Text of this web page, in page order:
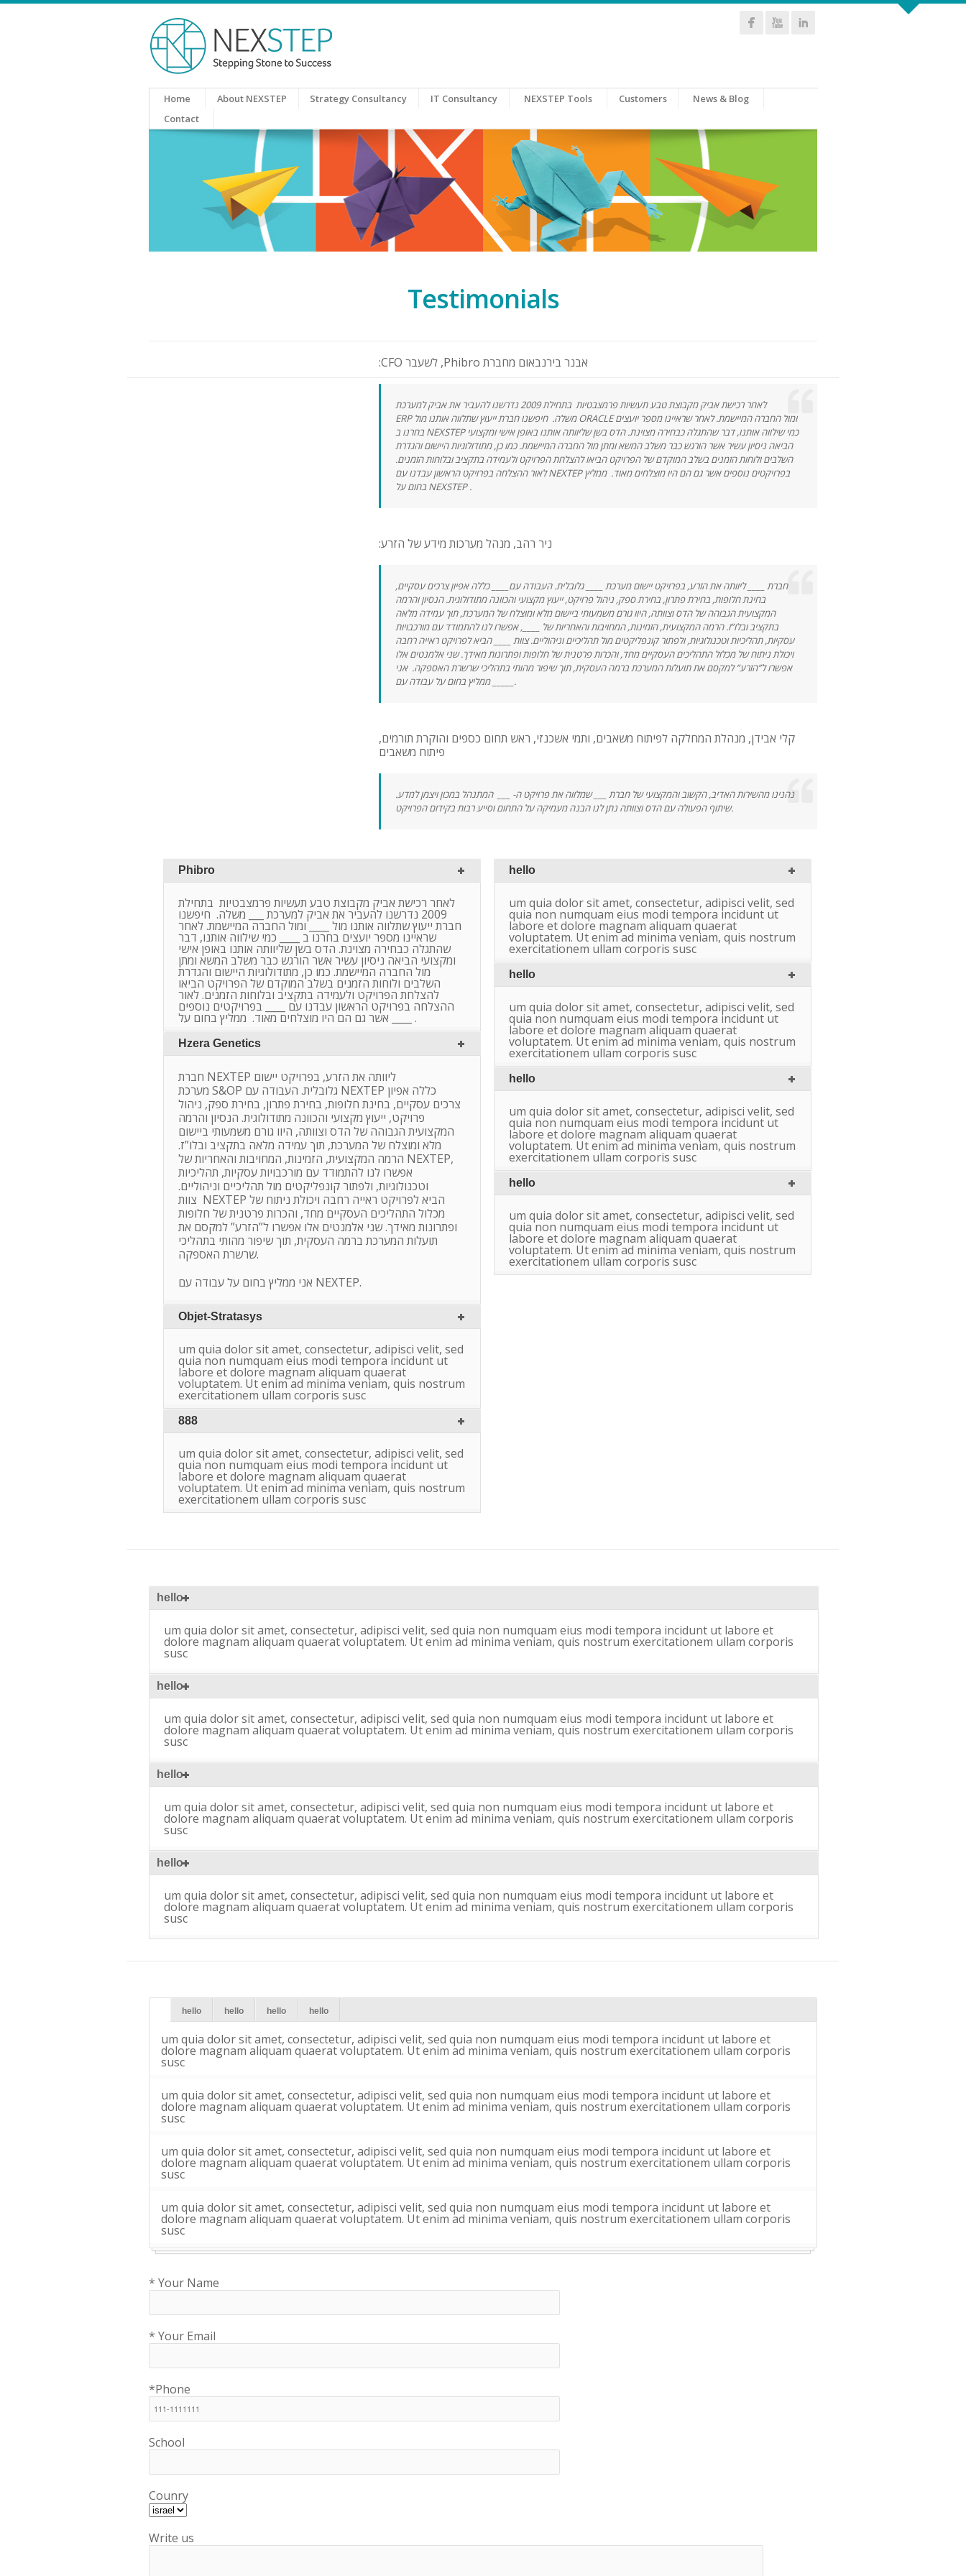
Home About NEXSTEP Strategy Consultancy IT Consultancy NEXSTEP Tools Customers
News & Blog
Contact
Testimonials
:CFO לשעבר ,Phibro אבנר בירנבאום מחברת
לאחר רכישת אביק מקבוצת טבע תעשיות פרמצבטיות בתחילת 2009 נדרשנו להעביר את אביק למערכת
ERP משלה. חיפשנו חברת ייעוץ שתלווה אותנו מול ORACLE ומול החברה המיישמת. לאחר שראיינו מספר יועצים
בחרנו ב NEXSTEP כמי שילווה אותנו, דבר שהתגלה כבחירה מצוינת. הדס בשן שליוותה אותנו באופן אישי ומקצועי
הביאה ניסיון עשיר אשר הורגש כבר משלב המשא ומתן מול החברה המיישמת. כמו כן, מתודולוגיות היישום והגדרת
השלבים ולוחות הזמנים בשלב המוקדם של הפרויקט הביאו להצלחת הפרויקט ולעמידה בתקציב ובלוחות הזמנים.
לאור ההצלחה בפרויקט הראשון עבדנו עם NEXTEP בפרויקטים נוספים אשר גם הם היו מוצלחים מאוד. ממליץ
בחום על NEXSTEP .
:ניר רהב, מנהל מערכות מידע של הזרע
חברת ____ ליוותה את הזרע, בפרויקט יישום מערכת ____ גלובלית. העבודה עם____ כללה אפיון צרכים עסקיים,
בחינת חלופות, בחירת פתרון, בחירת ספק, ניהול פרויקט, ייעוץ מקצועי והכוונה מתודולוגית. הנסיון והרמה
המקצועית הגבוהה של הדס וצוותה, היוו גורם משמעותי ביישום מלא ומוצלח של המערכת, תוך עמידה מלאה
בתקציב ובלו”ז. הרמה המקצועית, הזמינות, המחויבות והאחריות של ____, אפשרו לנו להתמודד עם מורכבויות
עסקיות, תהליכיות וטכנולוגיות, ולפתור קונפליקטים מול תהליכיים וניהוליים. צוות ____ הביא לפרויקט ראייה רחבה
ויכולת ניתוח של מכלול התהליכים העסקיים מחד, והכרות פרטנית של חלופות ופתרונות מאידך. שני אלמנטים אלו
אפשרו ל”הזרע” למקסם את תועלות המערכת ברמה העסקית, תוך שיפור מהותי בתהליכי שרשרת האספקה. אני
ממליץ בחום על עבודה עם _____.
קלי אבידן, מנהלת המחלקה לפיתוח משאבים, ותמי אשכנזי, ראש תחום כספים והוקרת תורמים,
פיתוח משאבים
נהנינו מהשירות האדיב, הקשוב והמקצועי של חברת ___ שמלווה את פרויקט ה- ___ המתנהל במכון ויצמן למדע.
שיתוף הפעולה עם הדס וצוותה נתן לנו הבנה מעמיקה על התחום וסייע רבות בקידום הפרויקט.
Phibro
לאחר רכישת אביק מקבוצת טבע תעשיות פרמצבטיות בתחילת
2009 נדרשנו להעביר את אביק למערכת ___ משלה. חיפשנו
חברת ייעוץ שתלווה אותנו מול ____ ומול החברה המיישמת. לאחר
שראיינו מספר יועצים בחרנו ב ____ כמי שילווה אותנו, דבר
שהתגלה כבחירה מצוינת. הדס בשן שליוותה אותנו באופן אישי
ומקצועי הביאה ניסיון עשיר אשר הורגש כבר משלב המשא ומתן
מול החברה המיישמת. כמו כן, מתודולוגיות היישום והגדרת
השלבים ולוחות הזמנים בשלב המוקדם של הפרויקט הביאו
להצלחת הפרויקט ולעמידה בתקציב ובלוחות הזמנים. לאור
ההצלחה בפרויקט הראשון עבדנו עם ____ בפרויקטים נוספים
אשר גם הם היו מוצלחים מאוד. ממליץ בחום על ____ .
Hzera Genetics
חברת NEXTEP ליוותה את הזרע, בפרויקט יישום
מערכת S&OP גלובלית. העבודה עם NEXTEP כללה אפיון
צרכים עסקיים, בחינת חלופות, בחירת פתרון, בחירת ספק, ניהול
פרויקט, ייעוץ מקצועי והכוונה מתודולוגית. הנסיון והרמה
המקצועית הגבוהה של הדס וצוותה, היוו גורם משמעותי ביישום
מלא ומוצלח של המערכת, תוך עמידה מלאה בתקציב ובלו”ז.
הרמה המקצועית, הזמינות, המחויבות והאחריות של NEXTEP,
אפשרו לנו להתמודד עם מורכבויות עסקיות, תהליכיות
וטכנולוגיות, ולפתור קונפליקטים מול תהליכיים וניהוליים.
צוות NEXTEP הביא לפרויקט ראייה רחבה ויכולת ניתוח של
מכלול התהליכים העסקיים מחד, והכרות פרטנית של חלופות
ופתרונות מאידך. שני אלמנטים אלו אפשרו ל”הזרע” למקסם את
תועלות המערכת ברמה העסקית, תוך שיפור מהותי בתהליכי
שרשרת האספקה.
אני ממליץ בחום על עבודה עם NEXTEP.
Objet-Stratasys
um quia dolor sit amet, consectetur, adipisci velit, sed
quia non numquam eius modi tempora incidunt ut
labore et dolore magnam aliquam quaerat
voluptatem. Ut enim ad minima veniam, quis nostrum
exercitationem ullam corporis susc
888
um quia dolor sit amet, consectetur, adipisci velit, sed
quia non numquam eius modi tempora incidunt ut
labore et dolore magnam aliquam quaerat
voluptatem. Ut enim ad minima veniam, quis nostrum
exercitationem ullam corporis susc
hello
um quia dolor sit amet, consectetur, adipisci velit, sed
quia non numquam eius modi tempora incidunt ut
labore et dolore magnam aliquam quaerat
voluptatem. Ut enim ad minima veniam, quis nostrum
exercitationem ullam corporis susc
hello
um quia dolor sit amet, consectetur, adipisci velit, sed
quia non numquam eius modi tempora incidunt ut
labore et dolore magnam aliquam quaerat
voluptatem. Ut enim ad minima veniam, quis nostrum
exercitationem ullam corporis susc
hello
um quia dolor sit amet, consectetur, adipisci velit, sed
quia non numquam eius modi tempora incidunt ut
labore et dolore magnam aliquam quaerat
voluptatem. Ut enim ad minima veniam, quis nostrum
exercitationem ullam corporis susc
hello
um quia dolor sit amet, consectetur, adipisci velit, sed
quia non numquam eius modi tempora incidunt ut
labore et dolore magnam aliquam quaerat
voluptatem. Ut enim ad minima veniam, quis nostrum
exercitationem ullam corporis susc
hello
um quia dolor sit amet, consectetur, adipisci velit, sed quia non numquam eius modi tempora incidunt ut labore et
dolore magnam aliquam quaerat voluptatem. Ut enim ad minima veniam, quis nostrum exercitationem ullam corporis
susc
hello
um quia dolor sit amet, consectetur, adipisci velit, sed quia non numquam eius modi tempora incidunt ut labore et
dolore magnam aliquam quaerat voluptatem. Ut enim ad minima veniam, quis nostrum exercitationem ullam corporis
susc
hello
um quia dolor sit amet, consectetur, adipisci velit, sed quia non numquam eius modi tempora incidunt ut labore et
dolore magnam aliquam quaerat voluptatem. Ut enim ad minima veniam, quis nostrum exercitationem ullam corporis
susc
hello
um quia dolor sit amet, consectetur, adipisci velit, sed quia non numquam eius modi tempora incidunt ut labore et
dolore magnam aliquam quaerat voluptatem. Ut enim ad minima veniam, quis nostrum exercitationem ullam corporis
susc
hello hello hello hello
um quia dolor sit amet, consectetur, adipisci velit, sed quia non numquam eius modi tempora incidunt ut labore et
dolore magnam aliquam quaerat voluptatem. Ut enim ad minima veniam, quis nostrum exercitationem ullam corporis
susc
um quia dolor sit amet, consectetur, adipisci velit, sed quia non numquam eius modi tempora incidunt ut labore et
dolore magnam aliquam quaerat voluptatem. Ut enim ad minima veniam, quis nostrum exercitationem ullam corporis
susc
um quia dolor sit amet, consectetur, adipisci velit, sed quia non numquam eius modi tempora incidunt ut labore et
dolore magnam aliquam quaerat voluptatem. Ut enim ad minima veniam, quis nostrum exercitationem ullam corporis
susc
um quia dolor sit amet, consectetur, adipisci velit, sed quia non numquam eius modi tempora incidunt ut labore et
dolore magnam aliquam quaerat voluptatem. Ut enim ad minima veniam, quis nostrum exercitationem ullam corporis
susc
* Your Name
* Your Email
*Phone
School
Counry
Write us